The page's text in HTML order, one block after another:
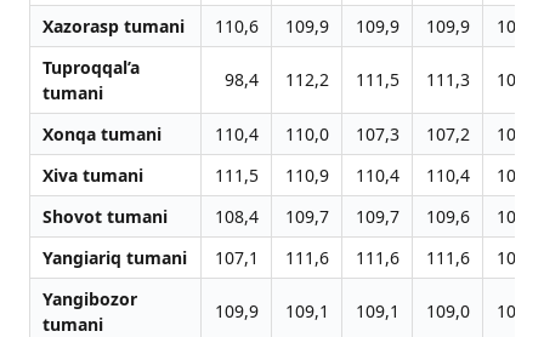
Xazorasp tumani
110,6 109,9 109,9 109,9
106,4
Tuproqqal’a
tumani
98,4 112,2 111,5 111,3 105,3
Xonqa tumani 110,4 110,0 107,3 107,2
103,7
Xiva tumani
111,5 110,9 110,4 110,4
106,4
Shovot tumani
108,4 109,7 109,7 109,6
105,5
Yangiariq tumani
107,1 111,6 111,6 111,6
106,0
Yangibozor
tumani
109,9 109,1 109,1 109,0 105,5